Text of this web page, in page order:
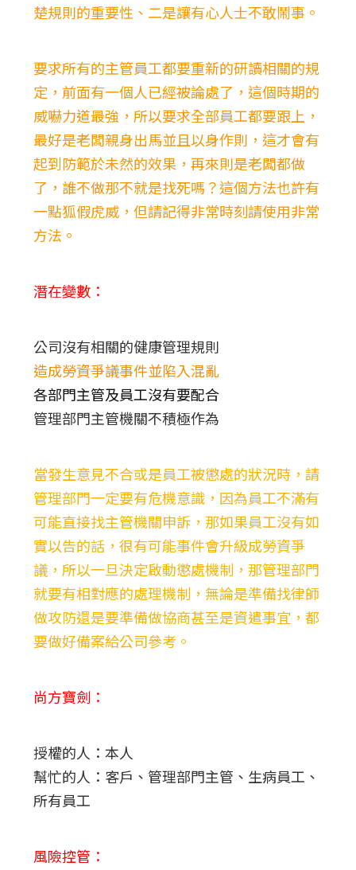
楚規則的重要性、二是讓有心人士不敢鬧事。
要求所有的主管員工都要重新的研讀相關的規
定，前面有一個人已經被論處了，這個時期的
威嚇力道最強，所以要求全部員工都要跟上，
最好是老闆親身出馬並且以身作則，這才會有
起到防範於未然的效果，再來則是老闆都做
了，誰不做那不就是找死嗎？這個方法也許有
一點狐假虎威，但請記得非常時刻請使用非常
方法。
潛在變數：
公司沒有相關的健康管理規則
造成勞資爭議事件並陷入混亂
各部門主管及員工沒有要配合
管理部門主管機關不積極作為
當發生意見不合或是員工被懲處的狀況時，請
管理部門一定要有危機意識，因為員工不滿有
可能直接找主管機關申訴，那如果員工沒有如
實以告的話，很有可能事件會升級成勞資爭
議，所以一旦決定啟動懲處機制，那管理部門
就要有相對應的處理機制，無論是準備找律師
做攻防還是要準備做協商甚至是資遣事宜，都
要做好備案給公司參考。
尚方寶劍：
授權的人：本人
幫忙的人：客戶、管理部門主管、生病員工、
所有員工
風險控管：